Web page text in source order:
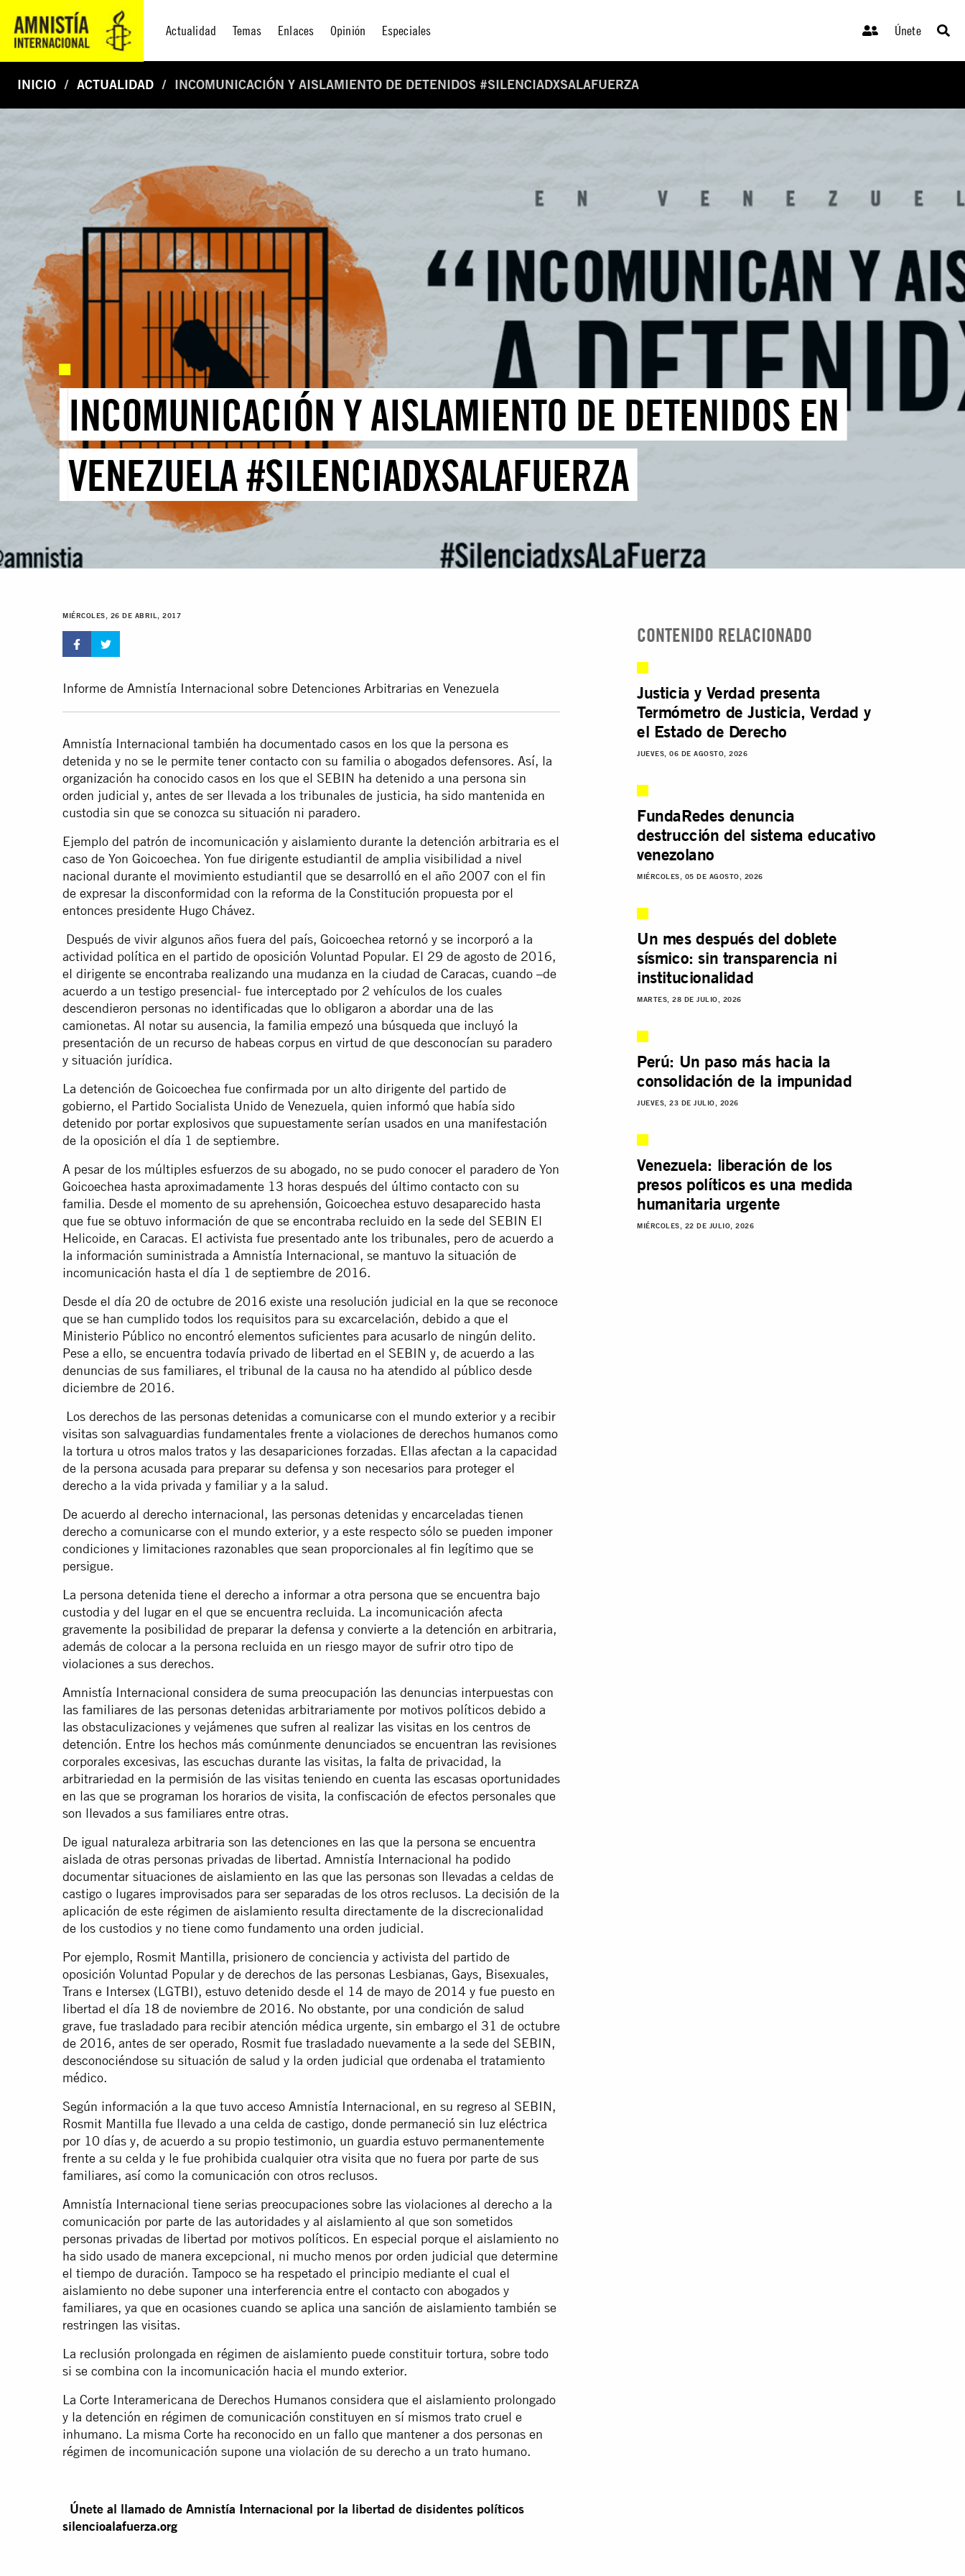
Actualidad Temas Enlaces Opinión Especiales Únete
INICIO ACTUALIDAD INCOMUNICACIÓN Y AISLAMIENTO DE DETENIDOS #SILENCIADXSALAFUERZA
INCOMUNICACIÓN Y AISLAMIENTO DE DETENIDOS EN
VENEZUELA #SILENCIADXSALAFUERZA
MIÉRCOLES, 26 DE ABRIL, 2017
Informe de Amnistía Internacional sobre Detenciones Arbitrarias en Venezuela
Amnistía Internacional también ha documentado casos en los que la persona es
detenida y no se le permite tener contacto con su familia o abogados defensores. Así, la
organización ha conocido casos en los que el SEBIN ha detenido a una persona sin
orden judicial y, antes de ser llevada a los tribunales de justicia, ha sido mantenida en
custodia sin que se conozca su situación ni paradero.
Ejemplo del patrón de incomunicación y aislamiento durante la detención arbitraria es el
caso de Yon Goicoechea. Yon fue dirigente estudiantil de amplia visibilidad a nivel
nacional durante el movimiento estudiantil que se desarrolló en el año 2007 con el fin
de expresar la disconformidad con la reforma de la Constitución propuesta por el
entonces presidente Hugo Chávez.
Después de vivir algunos años fuera del país, Goicoechea retornó y se incorporó a la
actividad política en el partido de oposición Voluntad Popular. El 29 de agosto de 2016,
el dirigente se encontraba realizando una mudanza en la ciudad de Caracas, cuando –de
acuerdo a un testigo presencial- fue interceptado por 2 vehículos de los cuales
descendieron personas no identificadas que lo obligaron a abordar una de las
camionetas. Al notar su ausencia, la familia empezó una búsqueda que incluyó la
presentación de un recurso de habeas corpus en virtud de que desconocían su paradero
y situación jurídica.
La detención de Goicoechea fue confirmada por un alto dirigente del partido de
gobierno, el Partido Socialista Unido de Venezuela, quien informó que había sido
detenido por portar explosivos que supuestamente serían usados en una manifestación
de la oposición el día 1 de septiembre.
A pesar de los múltiples esfuerzos de su abogado, no se pudo conocer el paradero de Yon
Goicoechea hasta aproximadamente 13 horas después del último contacto con su
familia. Desde el momento de su aprehensión, Goicoechea estuvo desaparecido hasta
que fue se obtuvo información de que se encontraba recluido en la sede del SEBIN El
Helicoide, en Caracas. El activista fue presentado ante los tribunales, pero de acuerdo a
la información suministrada a Amnistía Internacional, se mantuvo la situación de
incomunicación hasta el día 1 de septiembre de 2016.
Desde el día 20 de octubre de 2016 existe una resolución judicial en la que se reconoce
que se han cumplido todos los requisitos para su excarcelación, debido a que el
Ministerio Público no encontró elementos suficientes para acusarlo de ningún delito.
Pese a ello, se encuentra todavía privado de libertad en el SEBIN y, de acuerdo a las
denuncias de sus familiares, el tribunal de la causa no ha atendido al público desde
diciembre de 2016.
Los derechos de las personas detenidas a comunicarse con el mundo exterior y a recibir
visitas son salvaguardias fundamentales frente a violaciones de derechos humanos como
la tortura u otros malos tratos y las desapariciones forzadas. Ellas afectan a la capacidad
de la persona acusada para preparar su defensa y son necesarios para proteger el
derecho a la vida privada y familiar y a la salud.
De acuerdo al derecho internacional, las personas detenidas y encarceladas tienen
derecho a comunicarse con el mundo exterior, y a este respecto sólo se pueden imponer
condiciones y limitaciones razonables que sean proporcionales al fin legítimo que se
persigue.
La persona detenida tiene el derecho a informar a otra persona que se encuentra bajo
custodia y del lugar en el que se encuentra recluida. La incomunicación afecta
gravemente la posibilidad de preparar la defensa y convierte a la detención en arbitraria,
además de colocar a la persona recluida en un riesgo mayor de sufrir otro tipo de
violaciones a sus derechos.
Amnistía Internacional considera de suma preocupación las denuncias interpuestas con
las familiares de las personas detenidas arbitrariamente por motivos políticos debido a
las obstaculizaciones y vejámenes que sufren al realizar las visitas en los centros de
detención. Entre los hechos más comúnmente denunciados se encuentran las revisiones
corporales excesivas, las escuchas durante las visitas, la falta de privacidad, la
arbitrariedad en la permisión de las visitas teniendo en cuenta las escasas oportunidades
en las que se programan los horarios de visita, la confiscación de efectos personales que
son llevados a sus familiares entre otras.
De igual naturaleza arbitraria son las detenciones en las que la persona se encuentra
aislada de otras personas privadas de libertad. Amnistía Internacional ha podido
documentar situaciones de aislamiento en las que las personas son llevadas a celdas de
castigo o lugares improvisados para ser separadas de los otros reclusos. La decisión de la
aplicación de este régimen de aislamiento resulta directamente de la discrecionalidad
de los custodios y no tiene como fundamento una orden judicial.
Por ejemplo, Rosmit Mantilla, prisionero de conciencia y activista del partido de
oposición Voluntad Popular y de derechos de las personas Lesbianas, Gays, Bisexuales,
Trans e Intersex (LGTBI), estuvo detenido desde el 14 de mayo de 2014 y fue puesto en
libertad el día 18 de noviembre de 2016. No obstante, por una condición de salud
grave, fue trasladado para recibir atención médica urgente, sin embargo el 31 de octubre
de 2016, antes de ser operado, Rosmit fue trasladado nuevamente a la sede del SEBIN,
desconociéndose su situación de salud y la orden judicial que ordenaba el tratamiento
médico.
Según información a la que tuvo acceso Amnistía Internacional, en su regreso al SEBIN,
Rosmit Mantilla fue llevado a una celda de castigo, donde permaneció sin luz eléctrica
por 10 días y, de acuerdo a su propio testimonio, un guardia estuvo permanentemente
frente a su celda y le fue prohibida cualquier otra visita que no fuera por parte de sus
familiares, así como la comunicación con otros reclusos.
Amnistía Internacional tiene serias preocupaciones sobre las violaciones al derecho a la
comunicación por parte de las autoridades y al aislamiento al que son sometidos
personas privadas de libertad por motivos políticos. En especial porque el aislamiento no
ha sido usado de manera excepcional, ni mucho menos por orden judicial que determine
el tiempo de duración. Tampoco se ha respetado el principio mediante el cual el
aislamiento no debe suponer una interferencia entre el contacto con abogados y
familiares, ya que en ocasiones cuando se aplica una sanción de aislamiento también se
restringen las visitas.
La reclusión prolongada en régimen de aislamiento puede constituir tortura, sobre todo
si se combina con la incomunicación hacia el mundo exterior.
La Corte Interamericana de Derechos Humanos considera que el aislamiento prolongado
y la detención en régimen de comunicación constituyen en sí mismos trato cruel e
inhumano. La misma Corte ha reconocido en un fallo que mantener a dos personas en
régimen de incomunicación supone una violación de su derecho a un trato humano.
Únete al llamado de Amnistía Internacional por la libertad de disidentes políticos
silencioalafuerza.org
CONTENIDO RELACIONADO
Justicia y Verdad presenta
Termómetro de Justicia, Verdad y
el Estado de Derecho
JUEVES, 06 DE AGOSTO, 2026
FundaRedes denuncia
destrucción del sistema educativo
venezolano
MIÉRCOLES, 05 DE AGOSTO, 2026
Un mes después del doblete
sísmico: sin transparencia ni
institucionalidad
MARTES, 28 DE JULIO, 2026
Perú: Un paso más hacia la
consolidación de la impunidad
JUEVES, 23 DE JULIO, 2026
Venezuela: liberación de los
presos políticos es una medida
humanitaria urgente
MIÉRCOLES, 22 DE JULIO, 2026